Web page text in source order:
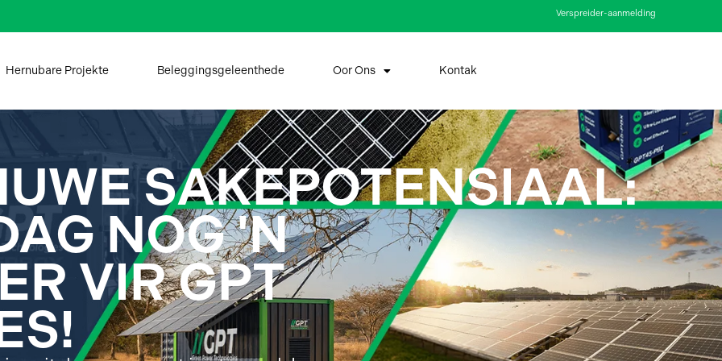
Verspreider-aanmelding
Hernubare Projekte Beleggingsgeleenthede Oor Ons Kontak
SAKEPOTENSIAAL:
NOG 'N
VIR GPT